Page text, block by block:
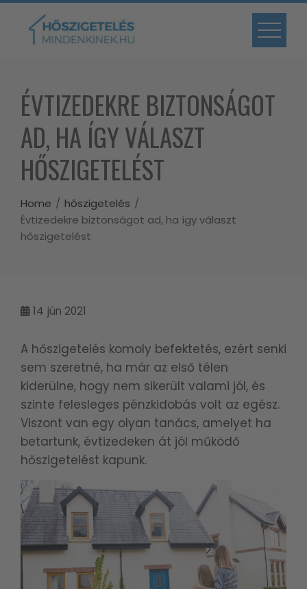
Skip
content
ÉVTIZEDEKRE BIZTONSÁGOT
AD, HA ÍGY VÁLASZT
HŐSZIGETELÉST
Home
hőszigetelés
Évtizedekre biztonságot ad, ha így választ
hőszigetelést
14 jún 2021
A hőszigetelés komoly befektetés, ezért senki
sem szeretné, ha már az első télen
kiderülne, hogy nem sikerült valami jól, és
szinte felesleges pénzkidobás volt az egész.
Viszont van egy olyan tanács, amelyet ha
betartunk, évtizedeken át jól működő
hőszigetelést kapunk.